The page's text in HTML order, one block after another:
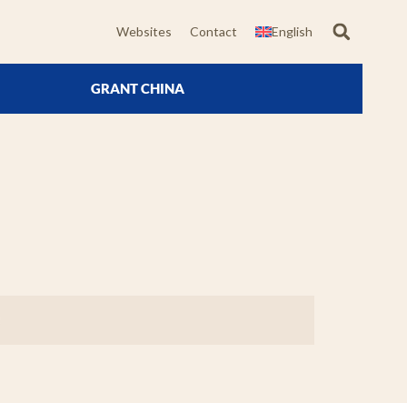
Websites Contact English
GRANT CHINA